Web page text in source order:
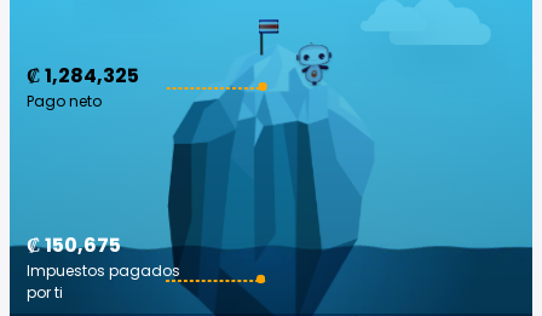
₡ 1,284,325
Pago neto
₡ 150,675
Impuestos pagados
por ti